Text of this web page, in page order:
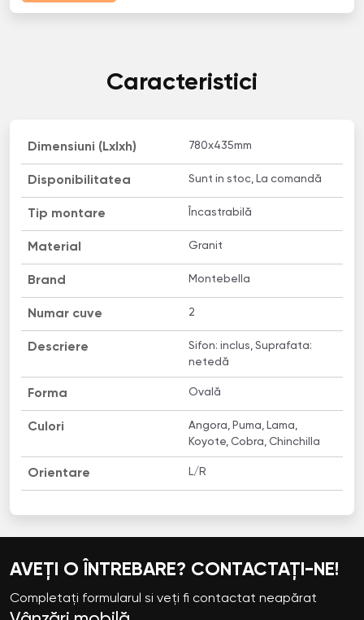
Caracteristici
Dimensiuni (Lxlxh) 780x435mm
Disponibilitatea Sunt in stoc, La comandă
Tip montare Încastrabilă
Material Granit
Brand Montebella
Numar cuve 2
Descriere
Sifon: inclus, Suprafata:
netedă
Forma Ovală
Culori
Angora, Puma, Lama,
Koyote, Cobra, Chinchilla
Orientare L/R
AVEȚI O ÎNTREBARE? CONTACTAȚI-NE!
Completați formularul si veți fi contactat neapărat